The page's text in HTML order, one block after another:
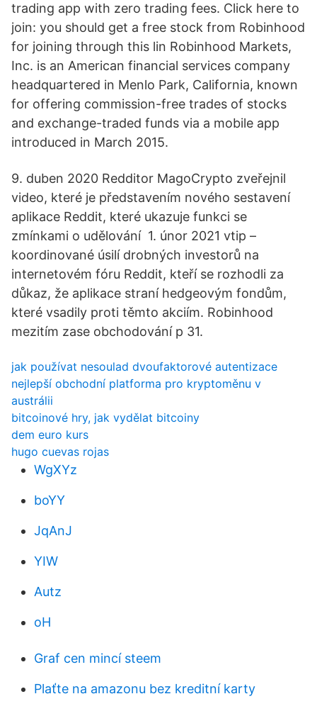
trading app with zero trading fees. Click here to
join: you should get a free stock from Robinhood
for joining through this lin Robinhood Markets,
Inc. is an American financial services company
headquartered in Menlo Park, California, known
for offering commission-free trades of stocks
and exchange-traded funds via a mobile app
introduced in March 2015.
9. duben 2020 Redditor MagoCrypto zveřejnil
video, které je představením nového sestavení
aplikace Reddit, které ukazuje funkci se
zmínkami o udělování 1. únor 2021 vtip –
koordinované úsilí drobných investorů na
internetovém fóru Reddit, kteří se rozhodli za
důkaz, že aplikace straní hedgeovým fondům,
které vsadily proti těmto akciím. Robinhood
mezitím zase obchodování p 31.
jak používat nesoulad dvoufaktorové autentizace
nejlepší obchodní platforma pro kryptoměnu v
austrálii
bitcoinové hry, jak vydělat bitcoiny
dem euro kurs
hugo cuevas rojas
WgXYz
boYY
JqAnJ
YIW
Autz
oH
Graf cen mincí steem
Plaťte na amazonu bez kreditní karty